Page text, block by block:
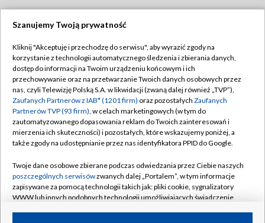
TVP
Abonament TVP
Emisja w TVP
Centrum informacji TVP
Naziemna Telewizja Cyfrowa
Rada Programowa
System NOS
Informacje o nadawcy
Regulamin TVP
Polityka prywatności
Moje zgody
Pomoc
Kontakt
Kanały
Szanujemy Twoją prywatność
Kliknij "Akceptuję i przechodzę do serwisu", aby wyrazić zgody na
korzystanie z technologii automatycznego śledzenia i zbierania danych,
dostęp do informacji na Twoim urządzeniu końcowym i ich
przechowywanie oraz na przetwarzanie Twoich danych osobowych przez
nas, czyli Telewizję Polską S.A. w likwidacji (zwaną dalej również „TVP”),
Zaufanych Partnerów z IAB* (1201 firm) oraz pozostałych Zaufanych
Partnerów TVP (93 firm), w celach marketingowych (w tym do
zautomatyzowanego dopasowania reklam do Twoich zainteresowań i
mierzenia ich skuteczności) i pozostałych, które wskazujemy poniżej, a
także zgody na udostępnianie przez nas identyfikatora PPID do Google.
Twoje dane osobowe zbierane podczas odwiedzania przez Ciebie naszych
poszczególnych serwisówzwanych dalej „Portalem”, w tym informacje
zapisywane za pomocą technologii takich jak: pliki cookie, sygnalizatory
WWW lub innych podobnych technologii umożliwiających świadczenie